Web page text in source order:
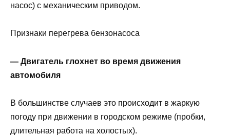
насос) с механическим приводом.
Признаки перегрева бензонасоса
— Двигатель глохнет во время движения
автомобиля
В большинстве случаев это происходит в жаркую
погоду при движении в городском режиме (пробки,
длительная работа на холостых).